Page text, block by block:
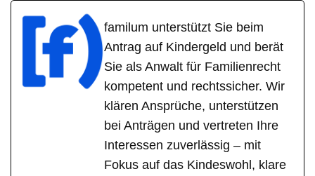
familum unterstützt Sie beim
Antrag auf Kindergeld und berät
Sie als Anwalt für Familienrecht
kompetent und rechtssicher. Wir
klären Ansprüche, unterstützen
bei Anträgen und vertreten Ihre
Interessen zuverlässig – mit
Fokus auf das Kindeswohl, klare